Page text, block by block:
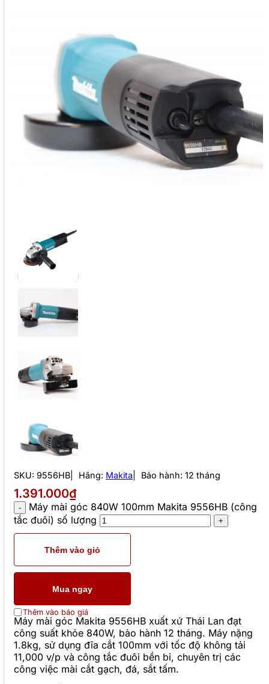
SKU: 9556HB Hãng: Makita Bảo hành: 12 tháng
1.391.000₫
Máy mài góc 840W 100mm Makita 9556HB (công
tắc đuôi) số lượng
Thêm vào giỏ
Mua ngay
Thêm vào báo giá
Máy mài góc Makita 9556HB xuất xứ Thái Lan đạt
công suất khỏe 840W, bảo hành 12 tháng. Máy nặng
1.8kg, sử dụng đĩa cắt 100mm với tốc độ không tải
11,000 v/p và công tắc đuôi bền bỉ, chuyên trị các
công việc mài cắt gạch, đá, sắt tấm.